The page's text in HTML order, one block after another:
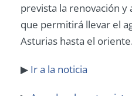
prevista la renovación
que permitirá llevar el
Asturias hasta el
▶ Ir a la noticia